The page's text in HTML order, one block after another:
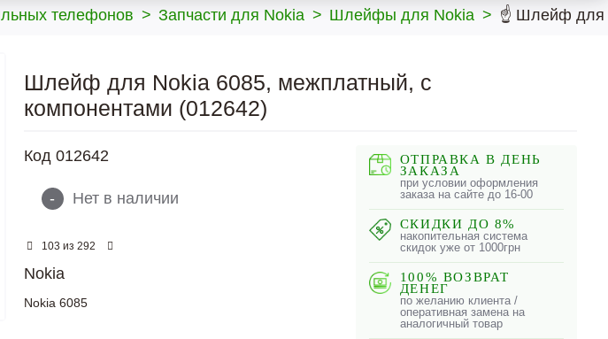
телефонов > Запчасти для Nokia > Шлейфы для Nokia > ☝ Шлейф для
Шлейф для Nokia 6085, межплатный, с
компонентами (012642)
Код 012642
- Нет в наличии
103 из 292
Nokia
Nokia 6085
ОТПРАВКА В ДЕНЬ
ЗАКАЗА
при условии оформления
заказа на сайте до 16-00
СКИДКИ ДО 8%
накопительная система
скидок уже от 1000грн
100% ВОЗВРАТ
ДЕНЕГ
по желанию клиента /
оперативная замена на
аналогичный товар